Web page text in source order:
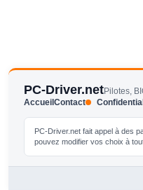
PC-Driver.netPilotes,
AccueilContact
PC-Driver.net fait appel à des
pouvez modifier vos choix à